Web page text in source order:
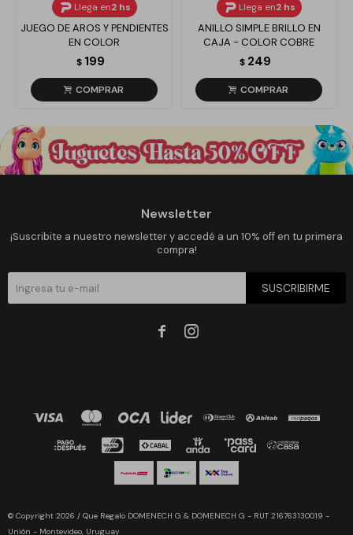
Llega en2 hs
JUEGO DE AROS Y PENDIENTES
EN COLOR
$ 199
Llega en2 hs
ANILLO SIMPLE BRILLO EN
CAJA - COLOR COBRE
$ 249
Newsletter
¡Suscribite a nuestro newsletter y accedé a un 10% off en tu primera
compra!
SUSCRIBIRME
 
© Copyright 2026 / Que Regalo DOMENECH G & DOMENECH G - RUT 216763130019 -
Unión - Montevideo, Uruguay